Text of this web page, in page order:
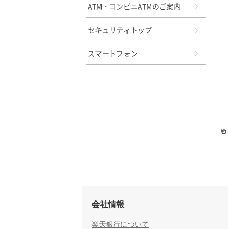
ATM・コンビニATMのご案内
セキュリティトップ
スマートフォン
会社情報
楽天銀行について